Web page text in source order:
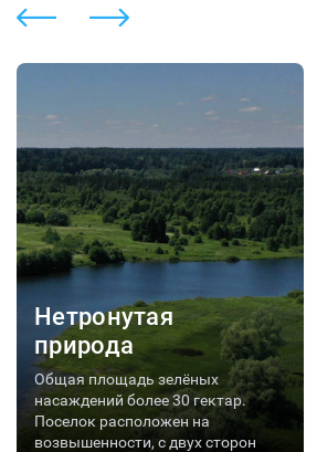
Нетронутая
природа
Общая площадь зелёных
насаждений более 30 гектар.
Поселок расположен на
возвышенности, с двух сторон